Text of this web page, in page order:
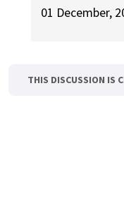
01 December,
THIS DISCUSSION IS